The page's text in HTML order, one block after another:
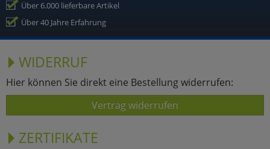
Über 6.000 lieferbare Artikel
Über 40 Jahre Erfahrung
WIDERRUF
Hier können Sie direkt eine Bestellung widerrufen:
Vertrag widerrufen
ZERTIFIKATE